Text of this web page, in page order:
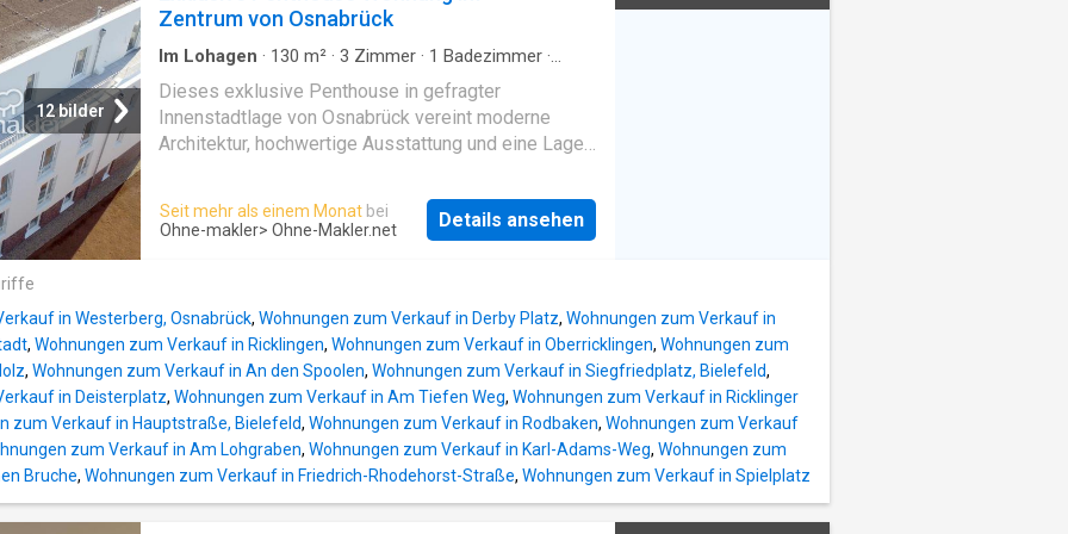
die Bodenbeläge, sämtliche Innentüren inklusive
Zargen sowie die Heizkörper. Die
Heizungsleitungen wurden unter Putz verlegt.
Darüber hinaus wurden die Wände neu hergerichtet
und gestrichen. Die Wohnung verfügt über ein
Wohnzimmer, ein Schlafzimmer, eine separate
Sämtliche Wohnräume sind zur ruhigen Gartenseite
ausgerichtet und bieten einen angenehmen Blick ins
sowie die Mitbenutzung einer separaten
Waschküche und der Gartenflächen. Die Wohnung
wird
12 bilder
Zentrum von Osnabrück
Im Lohagen · 130 m² · 3 Zimmer · 1 Badezimmer ·
Zugang für Menschen mit Behinderungen
Terrasse
Dieses exklusive Penthouse in gefragter
Innenstadtlage von Osnabrück vereint moderne
Architektur, hochwertige Ausstattung und eine Lage,
harmonisch verbindet. Die Immobilie befindet sich
im Staffelgeschoss eines energieeffizienten
Aufenthaltsqualität und Rundumblick, die dem
Penthouse ein außergewöhnliches Maß an
Lebensqualität verleiht. Mit den ersten
Sonnenstrahlen des Tages bietet sie den idealen
Rahmen für entspannte Frühstücksmomente, mittags
kann man zwischen Sonnen- und Schattenplätzen
wählen und in den Abendstunden die
eindrucksvollen Lichtstimmungen und
Seit mehr als einem Monat bei
Ohne-makler> Ohne-Makler.net Details ansehen
in Westerberg, Osnabrück, Wohnungen zum Verkauf in Derby Platz, Wohnungen zum Verkauf in
, Wohnungen zum Verkauf in Ricklingen, Wohnungen zum Verkauf in Oberricklingen, Wohnungen zum
, Wohnungen zum Verkauf in An den Spoolen, Wohnungen zum Verkauf in Siegfriedplatz, Bielefeld,
in Deisterplatz, Wohnungen zum Verkauf in Am Tiefen Weg, Wohnungen zum Verkauf in Ricklinger
zum Verkauf in Hauptstraße, Bielefeld, Wohnungen zum Verkauf in Rodbaken, Wohnungen zum Verkauf
zum Verkauf in Am Lohgraben, Wohnungen zum Verkauf in Karl-Adams-Weg, Wohnungen zum
Bruche, Wohnungen zum Verkauf in Friedrich-Rhodehorst-Straße, Wohnungen zum Verkauf in Spielplatz